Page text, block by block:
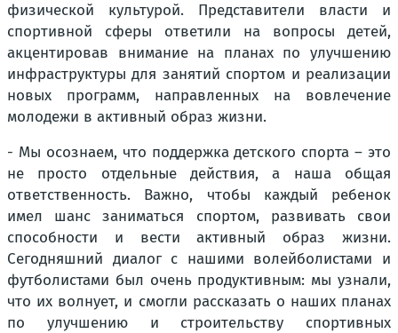
физической культурой. Представители власти и
спортивной сферы ответили на вопросы детей,
акцентировав внимание на планах по улучшению
инфраструктуры для занятий спортом и реализации
новых программ, направленных на вовлечение
молодежи в активный образ жизни.
- Мы осознаем, что поддержка детского спорта – это
не просто отдельные действия, а наша общая
ответственность. Важно, чтобы каждый ребенок
имел шанс заниматься спортом, развивать свои
способности и вести активный образ жизни.
Сегодняшний диалог с нашими волейболистами и
футболистами был очень продуктивным: мы узнали,
что их волнует, и смогли рассказать о наших планах
по улучшению и строительству спортивных